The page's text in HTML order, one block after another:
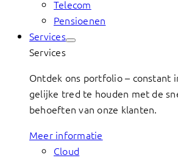
Telecom
Pensioenen
Services
Services
Ontdek ons portfolio – constant
gelijke tred te houden met de
behoeften van onze klanten.
Meer informatie
Cloud